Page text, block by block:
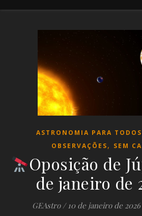
ASTRONOMIA PARA TODOS
OBSERVAÇÕES, SEM
Oposição de
de janeiro de
GEAstro / 10 de janeiro de 2026